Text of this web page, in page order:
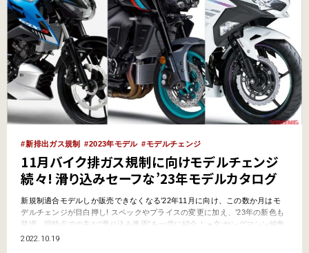
新排出ガス規制 2023年モデル モデルチェンジ
11月バイク排ガス規制に向けモデルチェンジ
続々! 滑り込みセーフな’23年モデルカタログ
新規制適合モデルしか販売できなくなる’22年11月に向け、この数か月はモ
デルチェンジが目白押し! スペックやプライスの変更に加え、’23年の新色も
登場。現時点での主な“滑り込み車両”を一堂に紹介！ ●文:ヤングマシン編集
部(伊藤康司 沼尾宏明) 新排出ガス規制に対応して変化するスペックやプライ
2022.10.19